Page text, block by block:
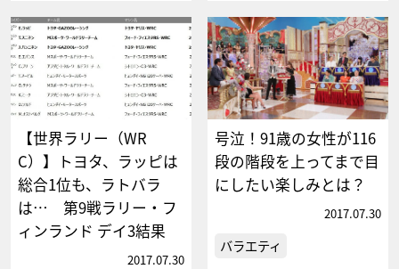
【世界ラリー（WR
C）】トヨタ、ラッピは
総合1位も、ラトバラ
は… 第9戦ラリー・フ
ィンランド デイ3結果
2017.07.30
号泣！91歳の女性が116
段の階段を上ってまで目
にしたい楽しみとは？
2017.07.30
バラエティ